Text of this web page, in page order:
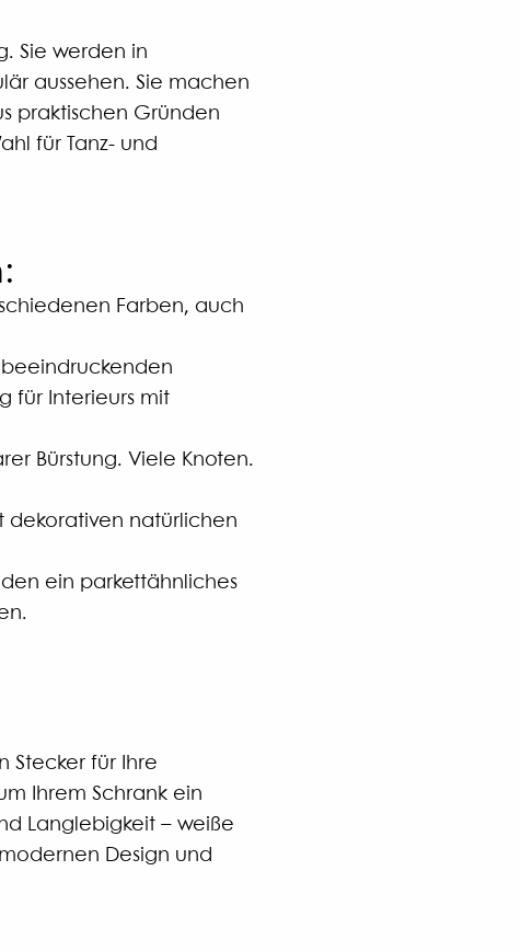
Sie werden in
aussehen. Sie machen
praktischen Gründen
für Tanz- und
Farben, auch
beeindruckenden
für Interieurs mit
Bürstung. Viele Knoten.
dekorativen natürlichen
ein parkettähnliches
Stecker für Ihre
Ihrem Schrank ein
Langlebigkeit – weiße
Design und